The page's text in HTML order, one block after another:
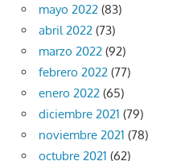
mayo 2022 (83)
abril 2022 (73)
marzo 2022 (92)
febrero 2022 (77)
enero 2022 (65)
diciembre 2021 (79)
noviembre 2021 (78)
octubre 2021 (62)